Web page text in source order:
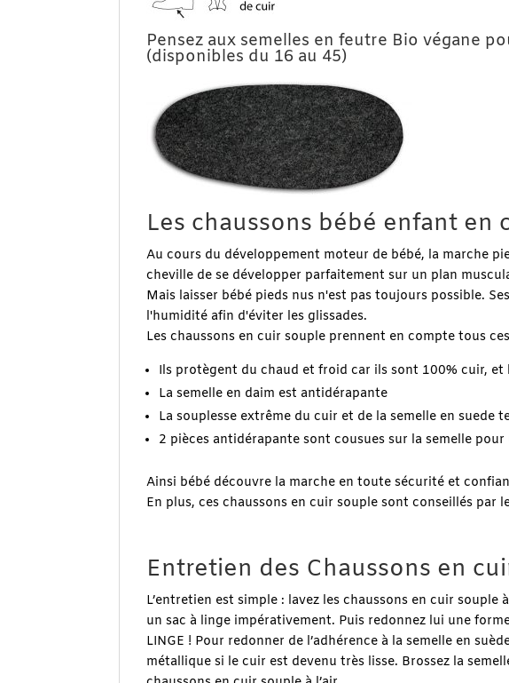
Pensez aux semelles en feutre Bio végane
(disponibles du 16 au 45)
Les chaussons bébé enfant en
Au cours du développement moteur de bébé, la marche
cheville de se développer parfaitement sur un plan
Mais laisser bébé pieds nus n'est pas toujours possible.
l'humidité afin d'éviter les glissades.
Les chaussons en cuir souple prennent en compte tous
Ils protègent du chaud et froid car ils sont 100% cuir,
La semelle en daim est antidérapante
La souplesse extrême du cuir et de la semelle en
2 pièces antidérapante sont cousues sur la semelle
Ainsi bébé découvre la marche en toute sécurité et
En plus, ces chaussons en cuir souple sont conseillés
Entretien des Chaussons en
L’entretien est simple : lavez les chaussons en cuir souple
un sac à linge impérativement. Puis redonnez lui une
LINGE ! Pour redonner de l’adhérence à la semelle en
métallique si le cuir est devenu très lisse. Brossez la